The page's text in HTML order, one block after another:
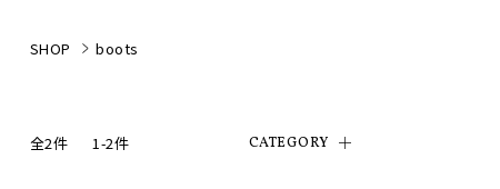
SHOP boots
全2件 1-2件 CATEGORY